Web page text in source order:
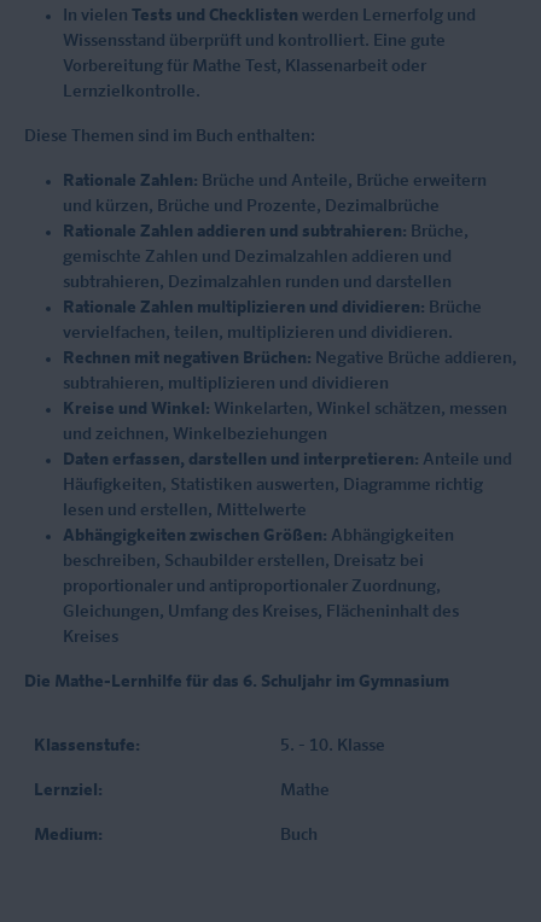
In vielen Tests und Checklisten werden Lernerfolg und
Wissensstand überprüft und kontrolliert. Eine gute
Vorbereitung für Mathe Test, Klassenarbeit oder
Lernzielkontrolle.
Diese Themen sind im Buch enthalten:
Rationale Zahlen: Brüche und Anteile, Brüche erweitern
und kürzen, Brüche und Prozente, Dezimalbrüche
Rationale Zahlen addieren und subtrahieren: Brüche,
gemischte Zahlen und Dezimalzahlen addieren und
subtrahieren, Dezimalzahlen runden und darstellen
Rationale Zahlen multiplizieren und dividieren: Brüche
vervielfachen, teilen, multiplizieren und dividieren.
Rechnen mit negativen Brüchen: Negative Brüche addieren,
subtrahieren, multiplizieren und dividieren
Kreise und Winkel: Winkelarten, Winkel schätzen, messen
und zeichnen, Winkelbeziehungen
Daten erfassen, darstellen und interpretieren: Anteile und
Häufigkeiten, Statistiken auswerten, Diagramme richtig
lesen und erstellen, Mittelwerte
Abhängigkeiten zwischen Größen: Abhängigkeiten
beschreiben, Schaubilder erstellen, Dreisatz bei
proportionaler und antiproportionaler Zuordnung,
Gleichungen, Umfang des Kreises, Flächeninhalt des
Kreises
Die Mathe-Lernhilfe für das 6. Schuljahr im Gymnasium
Klassenstufe: 5. - 10. Klasse
Lernziel: Mathe
Medium: Buch